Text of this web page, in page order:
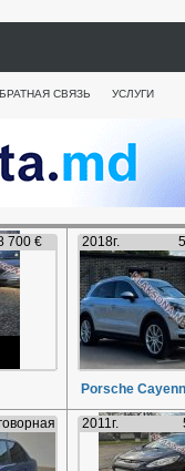
СВЯЗЬ УСЛУГИ
700 € 2018г.
Porsche
2011г.